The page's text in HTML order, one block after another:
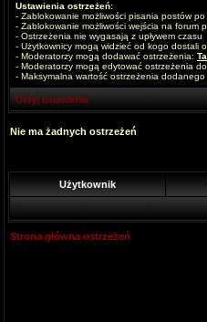
Ustawienia ostrzeżeń:
- Zablokowanie możliwości pisania postów
- Zablokowanie możliwości wejścia na forum
- Ostrzeżenia nie wygasają z upływem czasu
- Użytkownicy mogą widzieć od kogo dostali
- Moderatorzy mogą dodawać ostrzeżenia:
- Moderatorzy mogą edytować ostrzeżenia
- Maksymalna wartość ostrzeżenia
Ukryj ustawienia
Nie ma żadnych ostrzeżeń
Użytkownik
Strona główna ostrzeżeń